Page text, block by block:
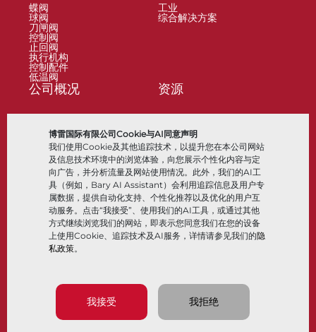
博雷国际有限公司Cookie与AI同意声明
我们使用Cookie及其他追踪技术，以提升您在本公司网站
及信息技术环境中的浏览体验，向您展示个性化内容与定
向广告，并分析流量及网站使用情况。此外，我们的AI工
具（例如，Bary AI Assistant）会利用追踪信息及用户专
属数据，提供自动化支持、个性化推荐以及优化的用户互
动服务。点击“我接受”、使用我们的AI工具，或通过其他
方式继续浏览我们的网站，即表示您同意我们在您的设备
上使用Cookie、追踪技术及AI服务，详情请参见我们的隐
私政策。
我接受 我拒绝
蝶阀
球阀
刀闸阀
控制阀
止回阀
执行机构
控制配件
低温阀
工业
综合解决方案
公司概况
合作伙伴
可持续性
客户门户
资源
文档
知识中心
软件
材料选择
关注我们 LinkedIn YouTube
销售条款与条件